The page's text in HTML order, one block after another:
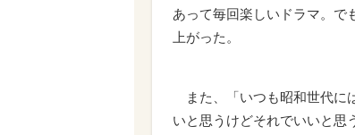
あって毎回楽しいドラマ。で
上がった。
また、「いつも昭和世代に
いと思うけどそれでいいと思